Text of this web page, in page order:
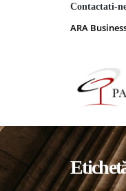
Contactati-
ARA